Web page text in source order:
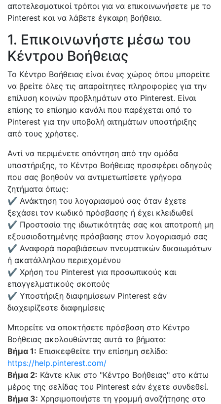
αποτελεσματικοί τρόποι για να επικοινωνήσετε με το
Pinterest και να λάβετε έγκαιρη βοήθεια.
1. Επικοινωνήστε μέσω του
Κέντρου Βοήθειας
Το Κέντρο Βοήθειας είναι ένας χώρος όπου μπορείτε
να βρείτε όλες τις απαραίτητες πληροφορίες για την
επίλυση κοινών προβλημάτων στο Pinterest. Είναι
επίσης το επίσημο κανάλι που παρέχεται από το
Pinterest για την υποβολή αιτημάτων υποστήριξης
από τους χρήστες.
Αντί να περιμένετε απάντηση από την ομάδα
υποστήριξης, το Κέντρο Βοήθειας προσφέρει οδηγούς
που σας βοηθούν να αντιμετωπίσετε γρήγορα
ζητήματα όπως:
✔ Ανάκτηση του λογαριασμού σας όταν έχετε
ξεχάσει τον κωδικό πρόσβασης ή έχει κλειδωθεί
✔ Προστασία της ιδιωτικότητάς σας και αποτροπή μη
εξουσιοδοτημένης πρόσβασης στον λογαριασμό σας
✔ Αναφορά παραβιάσεων πνευματικών δικαιωμάτων
ή ακατάλληλου περιεχομένου
✔ Χρήση του Pinterest για προσωπικούς και
επαγγελματικούς σκοπούς
✔ Υποστήριξη διαφημίσεων Pinterest εάν
διαχειρίζεστε διαφημίσεις
Μπορείτε να αποκτήσετε πρόσβαση στο Κέντρο
Βοήθειας ακολουθώντας αυτά τα βήματα:
Βήμα 1: Επισκεφθείτε την επίσημη σελίδα:
https://help.pinterest.com/
Βήμα 2: Κάντε κλικ στο "Κέντρο Βοήθειας" στο κάτω
μέρος της σελίδας του Pinterest εάν έχετε συνδεθεί.
Βήμα 3: Χρησιμοποιήστε τη γραμμή αναζήτησης στο